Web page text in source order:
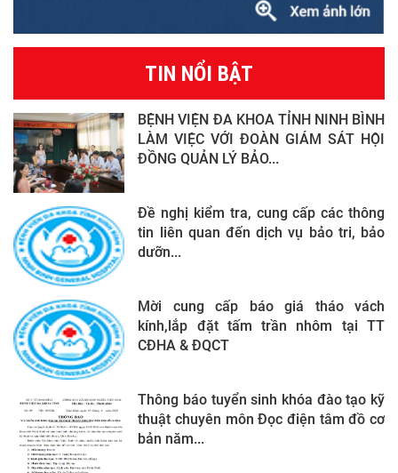
TIN NỔI BẬT
BỆNH VIỆN ĐA KHOA TỈNH NINH BÌNH
LÀM VIỆC VỚI ĐOÀN GIÁM SÁT HỘI
ĐỒNG QUẢN LÝ BẢO...
Đề nghị kiểm tra, cung cấp các thông
tin liên quan đến dịch vụ bảo tri, bảo
dưỡn...
Mời cung cấp báo giá tháo vách
kính,lắp đặt tấm trần nhôm tại TT
CĐHA & ĐQCT
Thông báo tuyển sinh khóa đào tạo kỹ
thuật chuyên môn Đọc điện tâm đồ cơ
bản năm...